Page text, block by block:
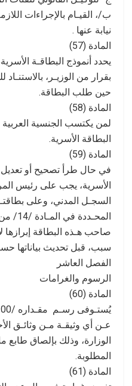
ب/، القيـام بالإجراءات
نيابة عنها .
المادة (57)
يحدد أنموذج البطاقـة
بقرار من الوزيـر،
حين طلب البطاقة.
المادة (58)
لمن يكتسب الجنسية
البطاقة الأسرية.
المادة (59)
في حال طرأ تصحيح أو تعديل
الأسرية، يجب على رئيس
السجـل المدني، وعلى
صاحب هـذه البطاقة إبرازها
سبب، قبل تحديث بياناتها
الفصل العاشر
الرسوم والغرامات
المادة (60)
عـن أي وثيقـة مـن وثائـق
الوزارة، وذلك بإلصاق طابع
المطلوبة.
المادة (61)